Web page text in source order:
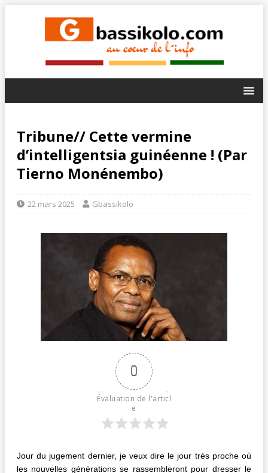
Tribune// Cette vermine
d’intelligentsia guinéenne ! (Par
Tierno Monénembo)
22 mars 2025 Gbassikolo
0
Évaluation de l'articl
e
Jour du jugement dernier, je veux dire le jour très proche où
les nouvelles générations se rassembleront pour dresser le